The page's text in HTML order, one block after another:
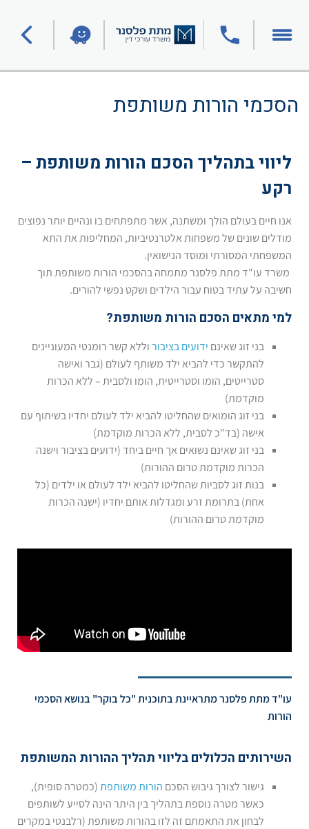
הסכמי הורות משותפת
ליווי בתהליך הסכם הורות משותפת –
רקע
אנו חיים בעולם הולך ומשתנה, אשר מתפתחים בו ונהיים יותר נפוצים
מודלים שונים של משפחות אלטרנטיביות, המחליפות את התא
המשפחתי המסורתי ומוסד הנישואין.
משרד עו"ד מתת פלסנר מתמחה בהסכמי הורות משותפת תוך
חשיבה על עתיד בטוח עבור הילדים ושקט נפשי להורים.
למי מתאים הסכם הורות משותפת?
בני זוג שאינם ידועים בציבורוללא קשר רומנטי המעוניינים
להתקשר כדי להביא ילד משותף לעולם (גבר ואישה
סטרייטים, הומו וסטרייטית, הומו ולסבית – ללא הכרות
מוקדמת)
בני זוג הומואים שהחליטו להביא ילד לעולם יחדיו בשיתוף עם
אישה (בד"כ לסבית, ללא הכרות מוקדמת)
בני זוג שאינם נשואים אך חיים ביחד (ידועים בציבור וישנה
הכרות מוקדמת טרום ההורות)
בנות זוג לסביות שהחליטו להביא ילד לעולם או ילדים (כל
אחת) בתרומת זרע ומגדלות אותם יחדיו (ישנה הכרות
מוקדמת טרום ההורות)
עו"ד מתת פלסנר מתראיינת בתוכנית "כל בוקר" בנושא הסכמי
הורות
השירותים הכלולים בליווי תהליך ההורות המשותפת
גישור לצורך גיבוש הסכם הורות משותפת(כמטרה סופית),
כאשר מטרה נוספת בתהליך בין היתר הינה לסייע לשותפים
לבחון את התאמתם זה לזו בהורות משותפת (רלבנטי במקרים